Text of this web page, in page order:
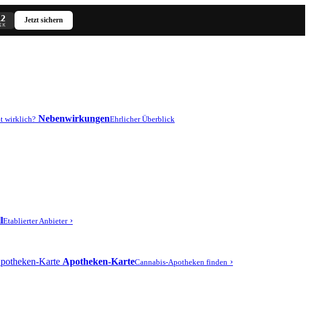
Jetzt sichern
wirklich? NebenwirkungenEhrlicher Überblick
Etablierter Anbieter ›
Apotheken-KarteCannabis-Apotheken finden ›